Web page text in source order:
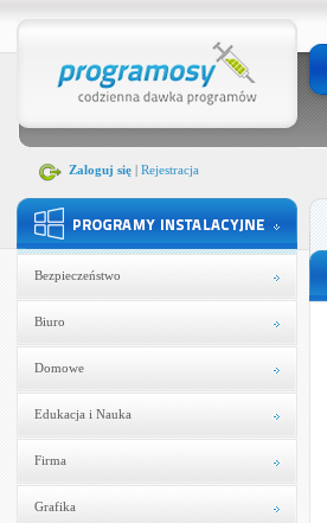
Zaloguj się| Rejestracja
Bezpieczeństwo
Biuro
Domowe
Edukacja i Nauka
Firma
Grafika